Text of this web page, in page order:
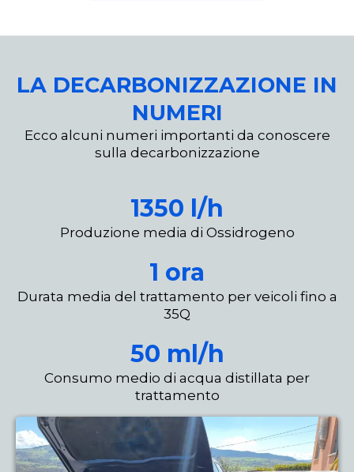
LA DECARBONIZZAZIONE IN
NUMERI
Ecco alcuni numeri importanti da conoscere
sulla decarbonizzazione
1350 l/h
Produzione media di Ossidrogeno
1 ora
Durata media del trattamento per veicoli fino a
35Q
50 ml/h
Consumo medio di acqua distillata per
trattamento